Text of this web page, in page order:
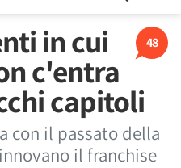
48
in cui
c'entra
capitoli
con il passato della
il franchise